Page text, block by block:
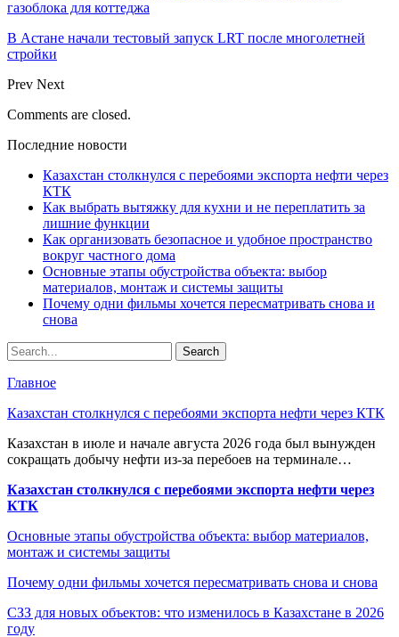
газоблока для коттеджа
В Астане начали тестовый запуск LRT после многолетней
стройки
Prev Next
Comments are closed.
Последние новости
Казахстан столкнулся с перебоями экспорта нефти через
КТК
Как выбрать вытяжку для кухни и не переплатить за
лишние функции
Как организовать безопасное и удобное пространство
вокруг частного дома
Основные этапы обустройства объекта: выбор
материалов, монтаж и системы защиты
Почему одни фильмы хочется пересматривать снова и
снова
Главное
Казахстан столкнулся с перебоями экспорта нефти через КТК
Казахстан в июле и начале августа 2026 года был вынужден
сокращать добычу нефти из-за перебоев на терминале…
Казахстан столкнулся с перебоями экспорта нефти через
КТК
Основные этапы обустройства объекта: выбор материалов,
монтаж и системы защиты
Почему одни фильмы хочется пересматривать снова и снова
СЗЗ для новых объектов: что изменилось в Казахстане в 2026
году